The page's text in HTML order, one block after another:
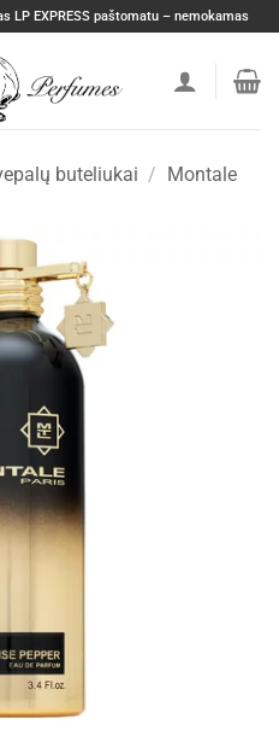
LP EXPRESS paštomatu – nemokamas
buteliukai / Montale